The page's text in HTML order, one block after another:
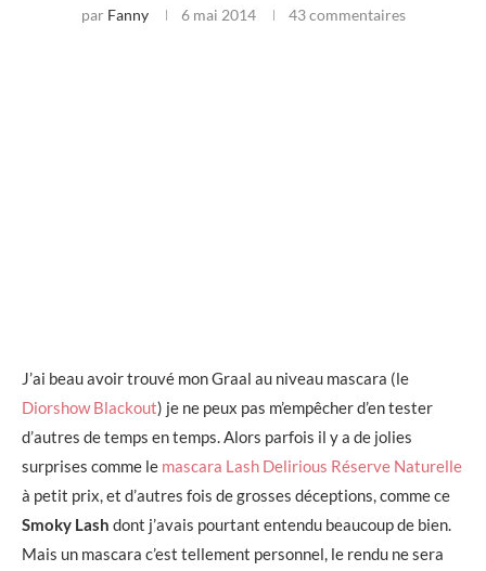
par Fanny 6 mai 2014 43 commentaires
J’ai beau avoir trouvé mon Graal au niveau mascara (le
Diorshow Blackout) je ne peux pas m’empêcher d’en tester
d’autres de temps en temps. Alors parfois il y a de jolies
surprises comme le mascara Lash Delirious Réserve Naturelle
à petit prix, et d’autres fois de grosses déceptions, comme ce
Smoky Lash dont j’avais pourtant entendu beaucoup de bien.
Mais un mascara c’est tellement personnel, le rendu ne sera